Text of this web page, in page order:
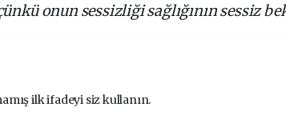
onun sessizliği sağlığının sessiz
ilk ifadeyi siz kullanın.